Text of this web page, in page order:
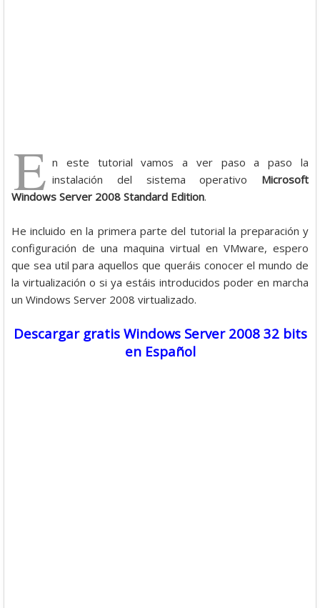
E n este tutorial vamos a ver paso a paso la
instalación del sistema operativo Microsoft
Windows Server 2008 Standard Edition.
He incluido en la primera parte del tutorial la preparación y
configuración de una maquina virtual en VMware, espero
que sea util para aquellos que queráis conocer el mundo de
la virtualización o si ya estáis introducidos poder en marcha
un Windows Server 2008 virtualizado.
Descargar gratis Windows Server 2008 32 bits
en Español